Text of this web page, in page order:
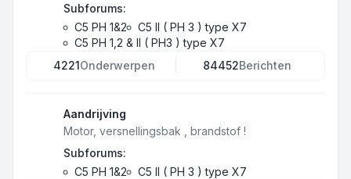
Subforums:
C5 PH 1&2
C5 II ( PH 3 ) type X7
C5 PH 1,2 & II ( PH3 ) type X7
4221Onderwerpen 84452Berichten
Aandrijving
Motor, versnellingsbak , brandstof !
Subforums:
C5 PH 1&2
C5 II ( PH 3 ) type X7